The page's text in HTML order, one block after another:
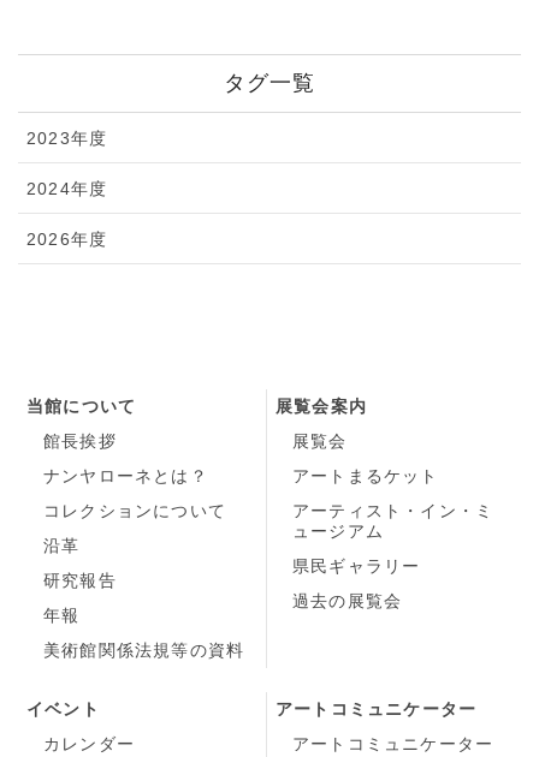
タグ一覧
2023年度
2024年度
2026年度
当館について
館長挨拶
ナンヤローネとは？
コレクションについて
沿革
研究報告
年報
美術館関係法規等の資料
展覧会案内
展覧会
アートまるケット
アーティスト・イン・ミ
ュージアム
県民ギャラリー
過去の展覧会
イベント
カレンダー
アートコミュニケーター
アートコミュニケーター